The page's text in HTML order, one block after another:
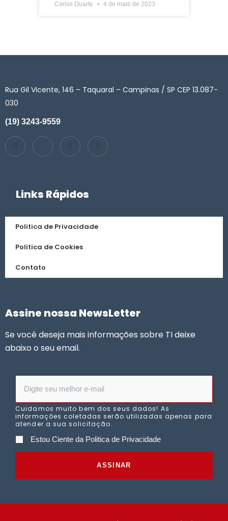
Carlos Duarte 4 de maio de 2023
Rua Gil Vicente, 146 – Taquaral – Campinas / SP CEP 13.087-
030
(19) 3243-9559
Links Rápidos
Politica de Privacidade
Politica de Cookies
Contato
Assine nossa NewsLetter
Se você deseja mais informações sobre TI deixe
abaixo o seu email.
Cuidamos muito bem dos seus dados! As
informações coletadas serão utilizadas apenas para
atender a sua solicitação.
Estou Ciente da Politica de Privacidade
ASSINAR